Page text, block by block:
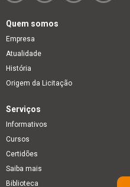
Quem somos
Empresa
Atualidade
História
Origem da Licitação
Serviços
Informativos
Cursos
Certidões
Saiba mais
Biblioteca